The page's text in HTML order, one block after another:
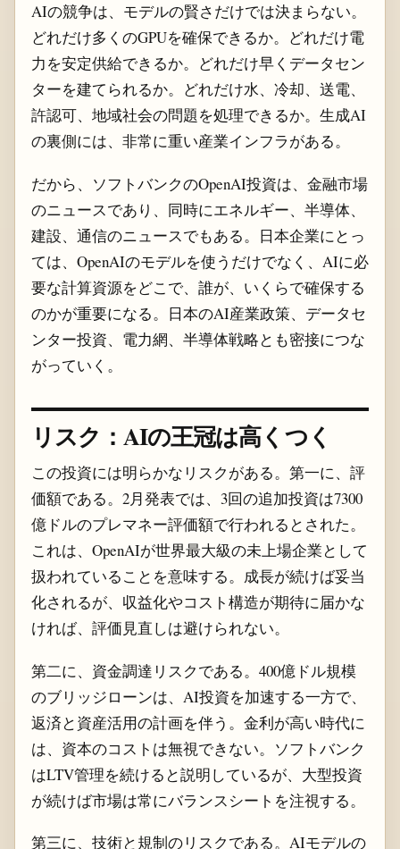
AIの競争は、モデルの賢さだけでは決まらない。
どれだけ多くのGPUを確保できるか。どれだけ電
力を安定供給できるか。どれだけ早くデータセン
ターを建てられるか。どれだけ水、冷却、送電、
許認可、地域社会の問題を処理できるか。生成AI
の裏側には、非常に重い産業インフラがある。
だから、ソフトバンクのOpenAI投資は、金融市場
のニュースであり、同時にエネルギー、半導体、
建設、通信のニュースでもある。日本企業にとっ
ては、OpenAIのモデルを使うだけでなく、AIに必
要な計算資源をどこで、誰が、いくらで確保する
のかが重要になる。日本のAI産業政策、データセ
ンター投資、電力網、半導体戦略とも密接につな
がっていく。
リスク：AIの王冠は高くつく
この投資には明らかなリスクがある。第一に、評
価額である。2月発表では、3回の追加投資は7300
億ドルのプレマネー評価額で行われるとされた。
これは、OpenAIが世界最大級の未上場企業として
扱われていることを意味する。成長が続けば妥当
化されるが、収益化やコスト構造が期待に届かな
ければ、評価見直しは避けられない。
第二に、資金調達リスクである。400億ドル規模
のブリッジローンは、AI投資を加速する一方で、
返済と資産活用の計画を伴う。金利が高い時代に
は、資本のコストは無視できない。ソフトバンク
はLTV管理を続けると説明しているが、大型投資
が続けば市場は常にバランスシートを注視する。
第三に、技術と規制のリスクである。AIモデルの